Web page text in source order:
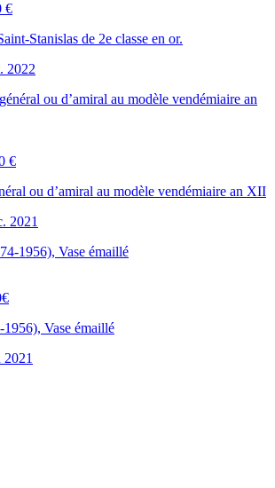
€
Stanislas de 2e classe en or.
2022
€
ou d’amiral au modèle vendémiaire an XII
2021
Vase émaillé
2021